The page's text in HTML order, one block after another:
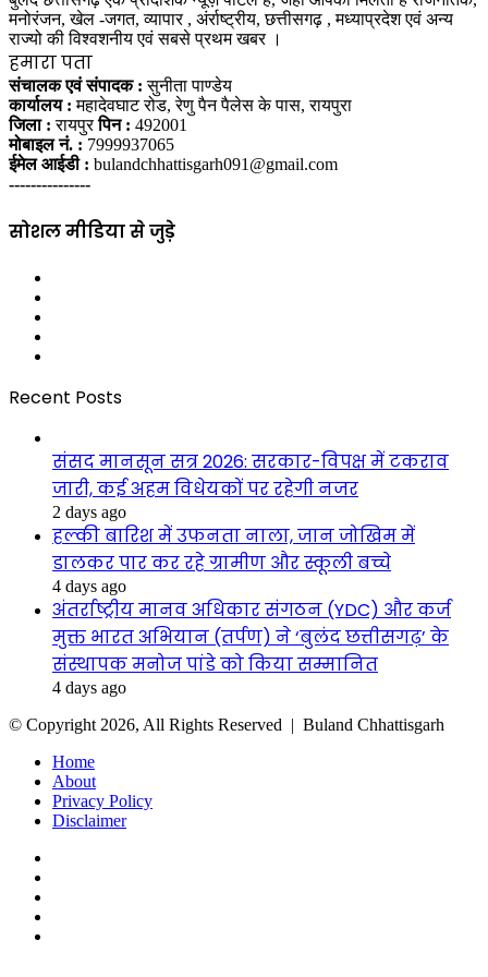
मनोरंजन, खेल -जगत, व्यापार , अंर्राष्ट्रीय, छत्तीसगढ़ , मध्याप्रदेश एवं अन्य
राज्यो की विश्वशनीय एवं सबसे प्रथम खबर ।
हमारा पता
संचालक एवं संपादक :सुनीता पाण्डेय
कार्यालय : महादेवघाट रोड, रेणु पैन पैलेस के पास, रायपुरा
जिला : रायपुरपिन : 492001
मोबाइल नं. : 7999937065
ईमेल आईडी : bulandchhattisgarh091@gmail.com
---------------
सोशल मीडिया से जुड़े
Recent Posts
संसद मानसून सत्र 2026: सरकार-विपक्ष में टकराव
जारी, कई अहम विधेयकों पर रहेगी नजर
2 days ago
हल्की बारिश में उफनता नाला, जान जोखिम में
डालकर पार कर रहे ग्रामीण और स्कूली बच्चे
4 days ago
अंतर्राष्ट्रीय मानव अधिकार संगठन (YDC) और कर्ज
मुक्त भारत अभियान (तर्पण) ने ‘बुलंद छत्तीसगढ़’ के
संस्थापक मनोज पांडे को किया सम्मानित
4 days ago
© Copyright 2026, All Rights Reserved | Buland Chhattisgarh
Home
About
Privacy Policy
Disclaimer